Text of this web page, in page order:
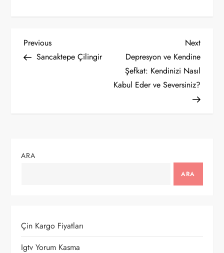
Y
e
n
Previous
Post
Previous
Sancaktepe Çilingir
Next
Post
Next
Depresyon ve Kendine
Şefkat: Kendinizi Nasıl
Kabul Eder ve Seversiniz?
ARA
ARA
Çin Kargo Fiyatları
Igtv Yorum Kasma